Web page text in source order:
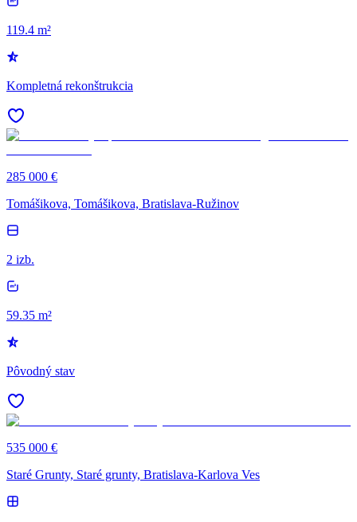
119.4 m²
Kompletná rekonštrukcia
285 000 €
Tomášikova, Tomášikova, Bratislava-Ružinov
2 izb.
59.35 m²
Pôvodný stav
535 000 €
Staré Grunty, Staré grunty, Bratislava-Karlova Ves